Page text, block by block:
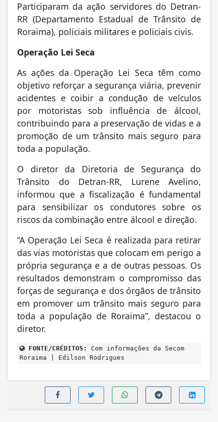
Participaram da ação servidores do Detran-
RR (Departamento Estadual de Trânsito de
Roraima), policiais militares e policiais civis.
Operação Lei Seca
As ações da Operação Lei Seca têm como
objetivo reforçar a segurança viária, prevenir
acidentes e coibir a condução de veículos
por motoristas sob influência de álcool,
contribuindo para a preservação de vidas e a
promoção de um trânsito mais seguro para
toda a população.
O diretor da Diretoria de Segurança do
Trânsito do Detran-RR, Lurene Avelino,
informou que a fiscalização é fundamental
para sensibilizar os condutores sobre os
riscos da combinação entre álcool e direção.
“A Operação Lei Seca é realizada para retirar
das vias motoristas que colocam em perigo a
própria segurança e a de outras pessoas. Os
resultados demonstram o compromisso das
forças de segurança e dos órgãos de trânsito
em promover um trânsito mais seguro para
toda a população de Roraima”, destacou o
diretor.
FONTE/CRÉDITOS:
Com informações da Secom
Roraima | Edilson Rodrigues